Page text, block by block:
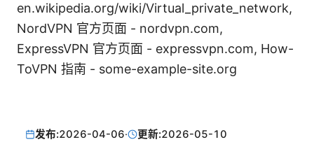
en.wikipedia.org/wiki/Virtual_private_network,
NordVPN 官方页面 - nordvpn.com,
ExpressVPN 官方页面 - expressvpn.com, How-
ToVPN 指南 - some-example-site.org
发布:2026-04-06· 更新:2026-05-10